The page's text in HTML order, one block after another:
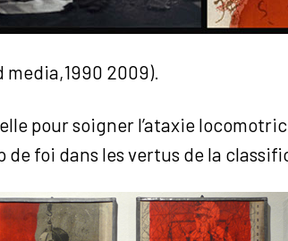
media,1990 2009).
pour soigner l’ataxie
de foi dans les vertus de la